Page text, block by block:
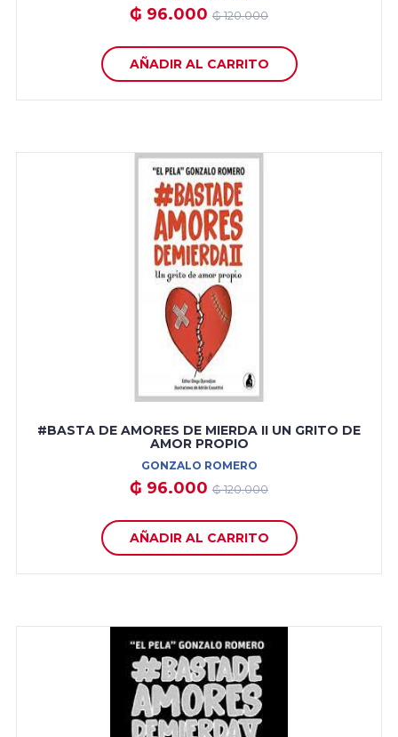
₲ 96.000 ₲ 120.000
AÑADIR AL CARRITO
#BASTA DE AMORES DE MIERDA II UN GRITO DE
AMOR PROPIO
GONZALO ROMERO
₲ 96.000 ₲ 120.000
AÑADIR AL CARRITO